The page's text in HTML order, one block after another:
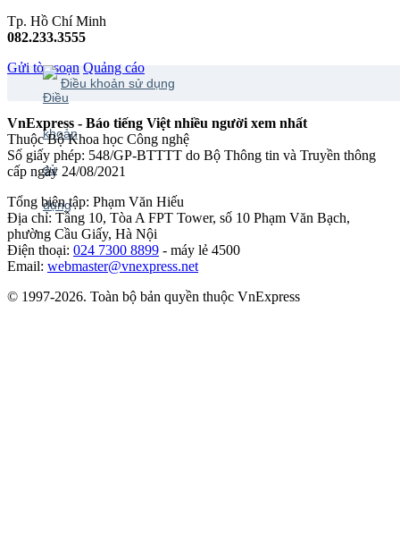
Tp. Hồ Chí Minh
082.233.3555
Gửi tòa soạn Quảng cáo
Điều khoản sử dụng
VnExpress - Báo tiếng Việt nhiều người xem nhất
Thuộc Bộ Khoa học Công nghệ
Số giấy phép: 548/GP-BTTTT do Bộ Thông tin và Truyền thông
cấp ngày 24/08/2021
Tổng biên tập: Phạm Văn Hiếu
Địa chỉ: Tầng 10, Tòa A FPT Tower, số 10 Phạm Văn Bạch,
phường Cầu Giấy, Hà Nội
Điện thoại: 024 7300 8899 - máy lẻ 4500
Email: webmaster@vnexpress.net
© 1997-2026. Toàn bộ bản quyền thuộc VnExpress